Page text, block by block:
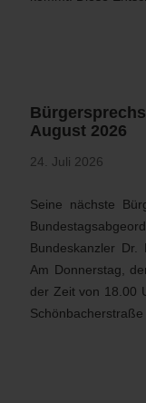
August 2026
24. Juli 2026
Seine nächste
Bundeskanzler
Am Donnerstag,
der Zeit von 18.00
Schönbacherstraße